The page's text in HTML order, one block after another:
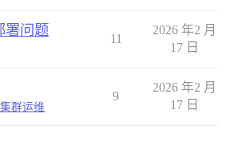
署问题
11
2026 年2 月
17 日
集群运维
9
2026 年2 月
17 日